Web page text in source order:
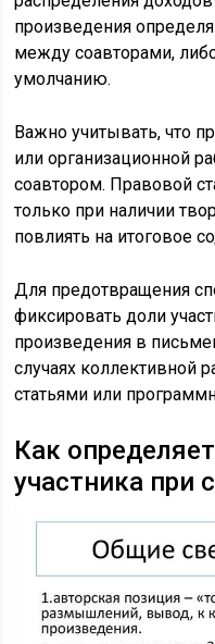
произведения
между соавторами,
умолчанию.
Важно учитывать, что
или организационной
соавтором. Правовой
только при наличии
повлиять на итоговое
Для предотвращения
фиксировать доли
произведения в
случаях коллективной
статьями или
Как
участника при